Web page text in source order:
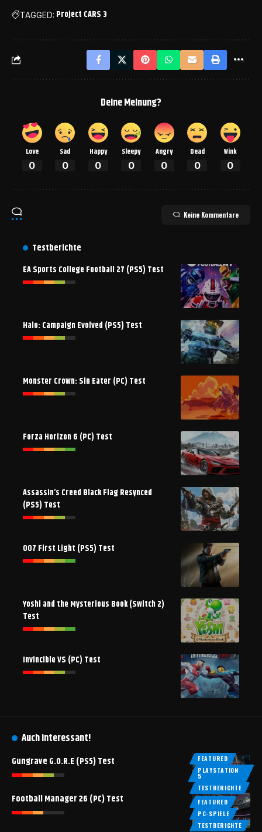
TAGGED: Project CARS 3
Deine Meinung?
Love
0
Sad
0
Happy
0
Sleepy
0
Angry
0
Dead
0
Wink
0
Keine Kommentare
Testberichte
EA Sports College Football 27 (PS5) Test
Halo: Campaign Evolved (PS5) Test
Monster Crown: Sin Eater (PC) Test
Forza Horizon 6 (PC) Test
Assassin’s Creed Black Flag Resynced
(PS5) Test
007 First Light (PS5) Test
Yoshi and the Mysterious Book (Switch 2)
Test
Invincible VS (PC) Test
Auch interessant!
FEATURED
PLAYSTATION
5
TESTBERICHTE
Gungrave G.O.R.E (PS5) Test
FEATURED
PC-SPIELE
TESTBERICHTE
Football Manager 26 (PC) Test